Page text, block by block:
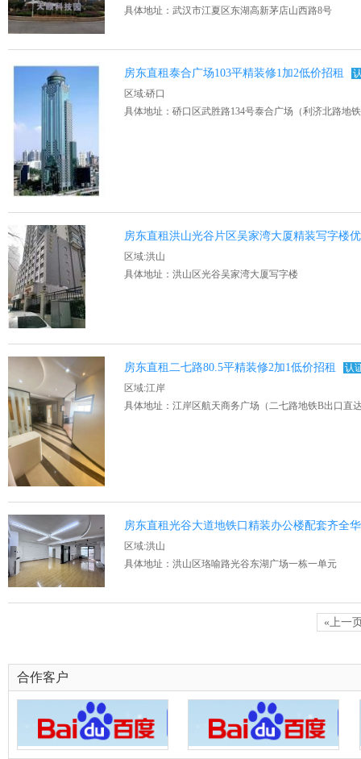
具体地址：武汉市江夏区东湖高新茅店山西路8号
房东直租泰合广场103平精装修1加2低价招租
区域:硚口
具体地址：硚口区武胜路134号泰合广场（利济北路地
房东直租洪山光谷片区吴家湾大厦精装写字楼
区域:洪山
具体地址：洪山区光谷吴家湾大厦写字楼
房东直租二七路80.5平精装修2加1低价招租
认
区域:江岸
具体地址：江岸区航天商务广场（二七路地铁B出口直
房东直租光谷大道地铁口精装办公楼配套齐全
区域:洪山
具体地址：洪山区珞喻路光谷东湖广场一栋一单元
«上一
合作客户